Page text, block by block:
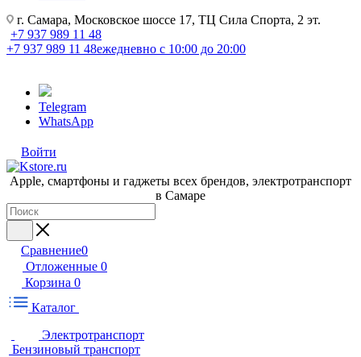
г. Самара, Московское шоссе 17, ТЦ Сила Спорта, 2 эт.
+7 937 989 11 48
+7 937 989 11 48ежедневно с 10:00 до 20:00
Telegram
WhatsApp
Войти
Apple, cмартфоны и гаджеты всех брендов, электротранспорт
в Самаре
Сравнение0
Отложенные 0
Корзина 0
Каталог
Электротранспорт
Бензиновый транспорт